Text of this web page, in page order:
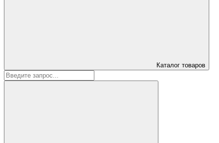
Каталог товаров